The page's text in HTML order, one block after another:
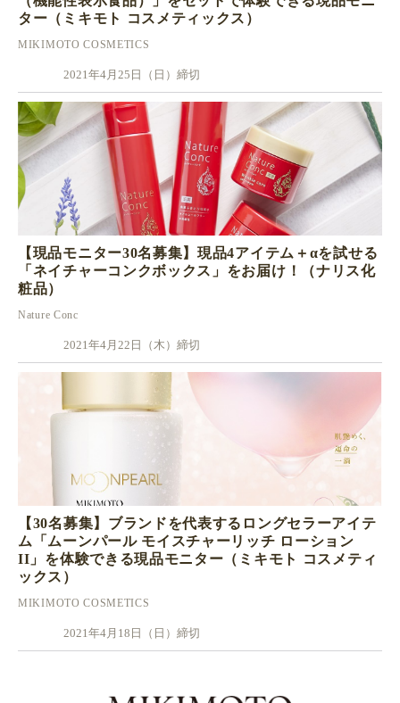
ター（ミキモト コスメティックス）
MIKIMOTO COSMETICS
2021年4月25日（日）締切
【現品モニター30名募集】現品4アイテム＋αを試せる
「ネイチャーコンクボックス」をお届け！（ナリス化
粧品）
Nature Conc
2021年4月22日（木）締切
【30名募集】ブランドを代表するロングセラーアイテ
ム「ムーンパール モイスチャーリッチ ローション
II」を体験できる現品モニター（ミキモト コスメティ
ックス）
MIKIMOTO COSMETICS
2021年4月18日（日）締切